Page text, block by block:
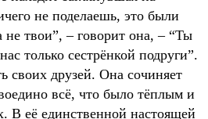
не поделаешь, это были
не твои”, – говорит она, – “Ты
только сестрёнкой подруги”.
своих друзей. Она сочиняет
всё, что было тёплым и
В её единственной настоящей